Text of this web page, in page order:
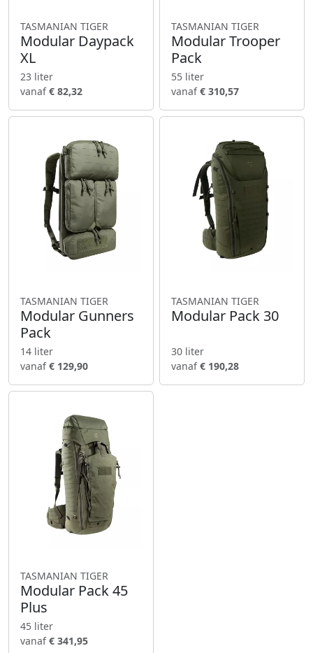
TASMANIAN TIGER
Modular Daypack
XL
23 liter
vanaf€ 82,32
TASMANIAN TIGER
Modular Trooper
Pack
55 liter
vanaf€ 310,57
TASMANIAN TIGER
Modular Gunners
Pack
14 liter
vanaf€ 129,90
TASMANIAN TIGER
Modular Pack 30
30 liter
vanaf€ 190,28
TASMANIAN TIGER
Modular Pack 45
Plus
45 liter
vanaf€ 341,95